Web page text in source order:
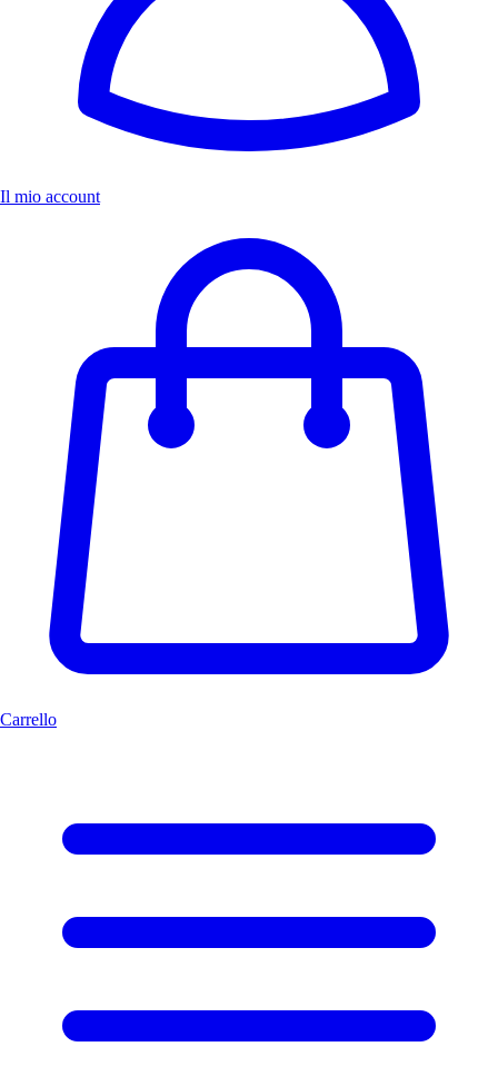
Il mio account
Carrello